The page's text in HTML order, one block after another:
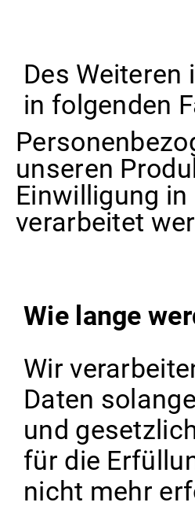
Des
in folgenden
unseren
Einwilligung in
verarbeitet
Wie lange
Wir
Daten
und
für die
nicht mehr